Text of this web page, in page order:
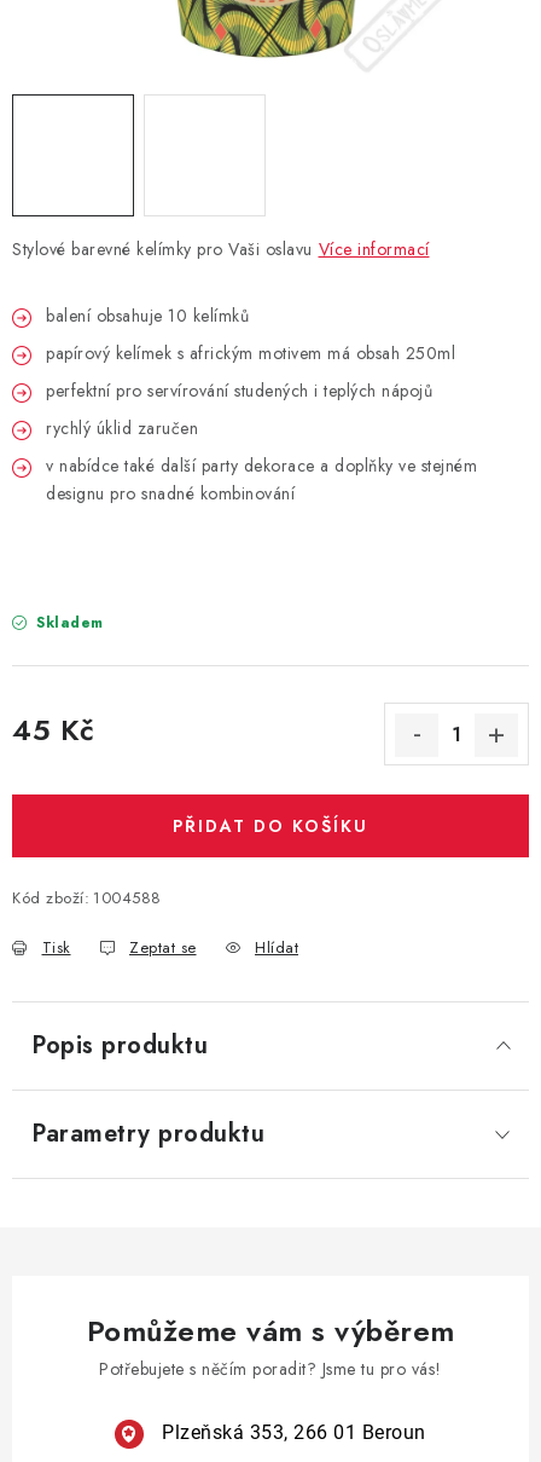
DORTOVÉ SVÍČKY A OZDOBY
LAMPIONY
OSLAVA PODLE BAREV
PARTY FOTOKOUTEK
ROZLUČKA SE SVOBODOU
SEZÓNNÍ SVÁTKY
Obchodní podmínky
Podmínky ochrany osobních údajů
Stylové barevné kelímky pro Vaši oslavu Více informací
balení obsahuje 10 kelímků
papírový kelímek s africkým motivem má obsah 250ml
perfektní pro servírování studených i teplých nápojů
rychlý úklid zaručen
v nabídce také další party dekorace a doplňky ve stejném
designu pro snadné kombinování
Skladem
45 Kč
PŘIDAT DO KOŠÍKU
Kód zboží: 1004588
Tisk Zeptat se Hlídat
Popis produktu
Parametry produktu
Pomůžeme vám s výběrem
Potřebujete s něčím poradit? Jsme tu pro vás!
Plzeňská 353, 266 01 Beroun